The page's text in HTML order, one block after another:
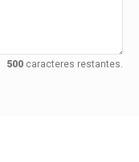
500caracteres restantes.